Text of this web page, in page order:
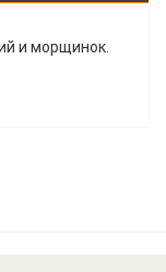
и морщинок.